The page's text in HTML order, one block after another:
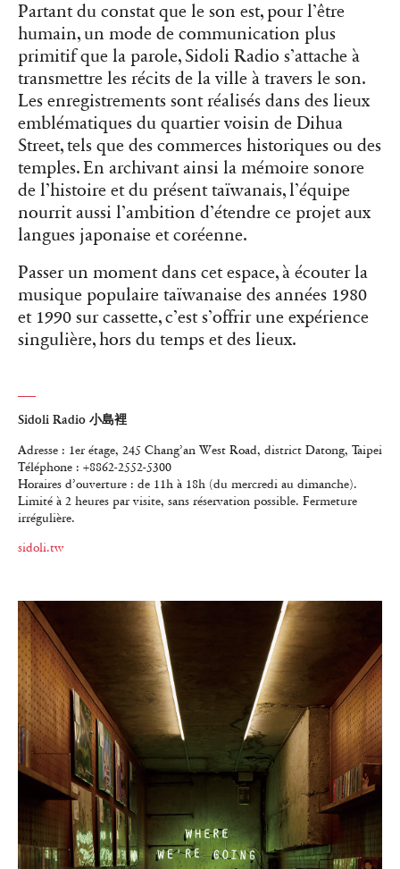
Partant du constat que le son est, pour l’être
humain, un mode de communication plus
primitif que la parole, Sidoli Radio s’attache à
transmettre les récits de la ville à travers le son.
Les enregistrements sont réalisés dans des lieux
emblématiques du quartier voisin de Dihua
Street, tels que des commerces historiques ou des
temples. En archivant ainsi la mémoire sonore
de l’histoire et du présent taïwanais, l’équipe
nourrit aussi l’ambition d’étendre ce projet aux
langues japonaise et coréenne.
Passer un moment dans cet espace, à écouter la
musique populaire taïwanaise des années 1980
et 1990 sur cassette, c’est s’offrir une expérience
singulière, hors du temps et des lieux.
Sidoli Radio 小島裡
Adresse : 1er étage, 245 Chang’an West Road, district Datong, Taipei
Téléphone : +8862-2552-5300
Horaires d’ouverture : de 11h à 18h (du mercredi au dimanche).
Limité à 2 heures par visite, sans réservation possible. Fermeture
irrégulière.
sidoli.tw